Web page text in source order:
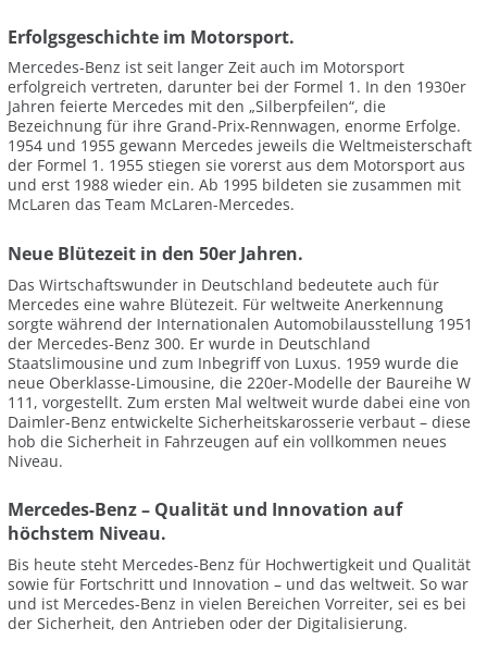
Erfolgsgeschichte im Motorsport.
Mercedes-Benz ist seit langer Zeit auch im Motorsport
erfolgreich vertreten, darunter bei der Formel 1. In den 1930er
Jahren feierte Mercedes mit den „Silberpfeilen“, die
Bezeichnung für ihre Grand-Prix-Rennwagen, enorme Erfolge.
1954 und 1955 gewann Mercedes jeweils die Weltmeisterschaft
der Formel 1. 1955 stiegen sie vorerst aus dem Motorsport aus
und erst 1988 wieder ein. Ab 1995 bildeten sie zusammen mit
McLaren das Team McLaren-Mercedes.
Neue Blütezeit in den 50er Jahren.
Das Wirtschaftswunder in Deutschland bedeutete auch für
Mercedes eine wahre Blütezeit. Für weltweite Anerkennung
sorgte während der Internationalen Automobilausstellung 1951
der Mercedes-Benz 300. Er wurde in Deutschland
Staatslimousine und zum Inbegriff von Luxus. 1959 wurde die
neue Oberklasse-Limousine, die 220er-Modelle der Baureihe W
111, vorgestellt. Zum ersten Mal weltweit wurde dabei eine von
Daimler-Benz entwickelte Sicherheitskarosserie verbaut – diese
hob die Sicherheit in Fahrzeugen auf ein vollkommen neues
Niveau.
Mercedes-Benz – Qualität und Innovation auf
höchstem Niveau.
Bis heute steht Mercedes-Benz für Hochwertigkeit und Qualität
sowie für Fortschritt und Innovation – und das weltweit. So war
und ist Mercedes-Benz in vielen Bereichen Vorreiter, sei es bei
der Sicherheit, den Antrieben oder der Digitalisierung.